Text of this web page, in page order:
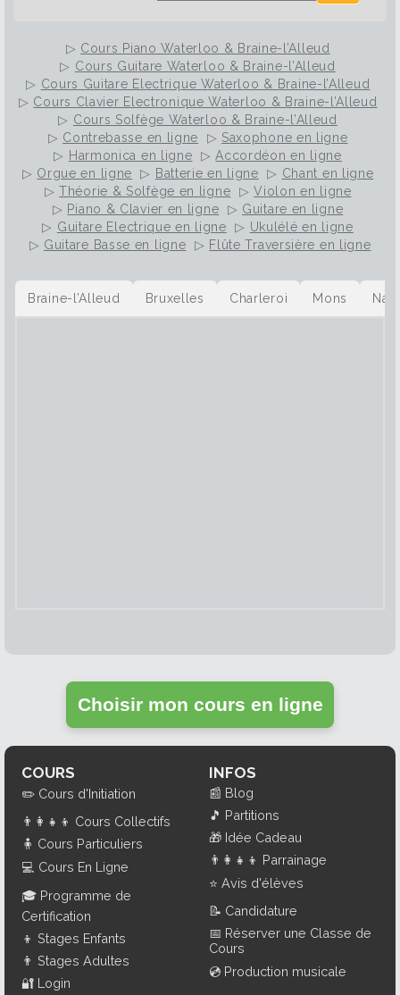
▷ Cours Piano Waterloo & Braine-l’Alleud
▷ Cours Guitare Waterloo & Braine-l’Alleud
▷ Cours Guitare Electrique Waterloo & Braine-l’Alleud
▷ Cours Clavier Electronique Waterloo & Braine-l’Alleud
▷ Cours Solfège Waterloo & Braine-l’Alleud
▷ Contrebasse en ligne ▷ Saxophone en ligne
▷ Harmonica en ligne ▷Accordéon en ligne
▷ Orgue en ligne ▷ Batterie en ligne ▷ Chant en ligne
▷Théorie & Solfège en ligne ▷Violon en ligne
▷ Piano & Clavier en ligne ▷ Guitare en ligne
▷ Guitare Electrique en ligne ▷ Ukulélé en ligne
▷ Guitare Basse en ligne ▷ Flûte Traversière en ligne
Braine-l’Alleud Bruxelles Charleroi Mons
Choisir mon cours en ligne
COURS
✏️ Cours d'Initiation
👨‍👩‍👧‍👦 Cours Collectifs
🧍 Cours Particuliers
💻 Cours En Ligne
🎓 Programme de
Certification
👦 Stages Enfants
👨 Stages Adultes
🔐 Login
INFOS
📰 Blog
🎵 Partitions
🎁 Idée Cadeau
👨‍👩‍👧‍👦 Parrainage
⭐ Avis d'élèves
📝 Candidature
📅 Réserver une Classe de
Cours
💿 Production musicale